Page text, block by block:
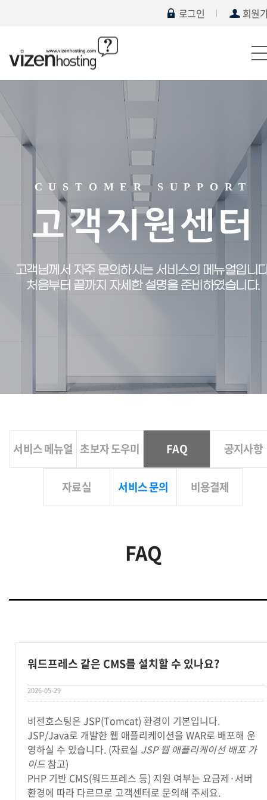
로그인 회원
CUSTOMER SUPPORT
고객지원센터
고객님께서 자주 문의하시는 서비스의 메뉴얼입니
처음부터 끝까지 자세한 설명을 준비하였습니다.
서비스 메뉴얼 초보자 도우미 FAQ 공지사항
자료실 서비스 문의 비용결제
FAQ
워드프레스 같은 CMS를 설치할 수 있나요?
2026-05-29
비젠호스팅은 JSP(Tomcat) 환경이 기본입니다.
JSP/Java로 개발한 웹 애플리케이션을 WAR로 배포해 운
영하실 수 있습니다. (자료실 JSP 웹 애플리케이션 배포 가
이드 참고)
PHP 기반 CMS(워드프레스 등) 지원 여부는 요금제·서버
환경에 따라 다르므로 고객센터로 문의해 주세요.